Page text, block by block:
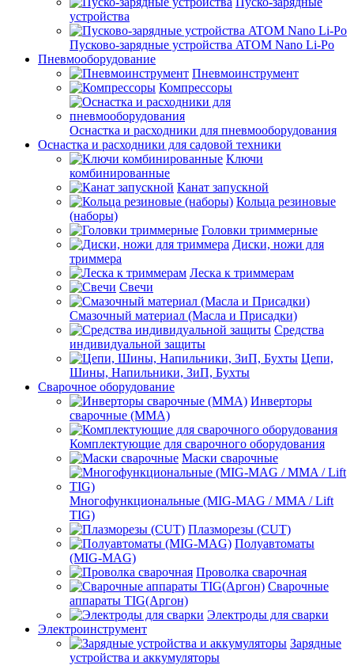
устройства
Пусково-зарядные устройства ATOM Nano Li-Po
Пневмооборудование
Пневмоинструмент
Компрессоры
Оснастка и расходники для пневмооборудования
Оснастка и расходники для садовой техники
Ключи
комбинированные
Канат запускной
Кольца резиновые
(наборы)
Головки триммерные
Диски, ножи для
триммера
Леска к триммерам
Свечи
Смазочный материал (Масла и Присадки)
Средства
индивидуальной защиты
Цепи,
Шины, Напильники, ЗиП, Бухты
Сварочное оборудование
Инверторы
сварочные (ММА)
Комплектующие для сварочного оборудования
Маски сварочные
Многофункциональные (MIG-MAG / MMA / Lift
TIG)
Плазморезы (CUT)
Полуавтоматы
(МIG-MAG)
Проволка сварочная
Сварочные
аппараты TIG(Аргон)
Электроды для сварки
Электроинструмент
Зарядные
устройства и аккумуляторы